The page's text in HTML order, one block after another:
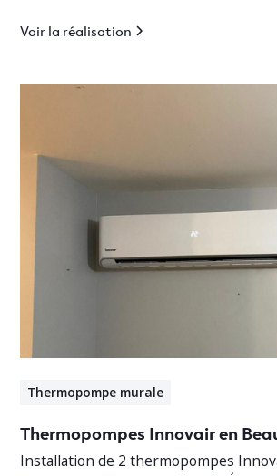
Voir la réalisation
Thermopompe murale
Thermopompes Innovair en
Installation de 2 thermopompes